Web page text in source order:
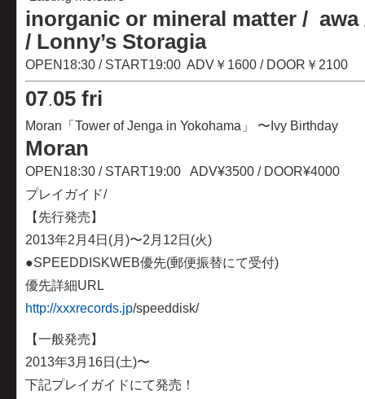
inorganic or mineral matter / awa
/ Lonny’s Storagia
OPEN18:30 / START19:00 ADV￥1600 / DOOR￥2100
07.05 fri
Moran「Tower of Jenga in Yokohama」 〜Ivy Birthday
Moran
OPEN18:30 / START19:00 ADV¥3500 / DOOR¥4000
プレイガイド/
【先行発売】
2013年2月4日(月)〜2月12日(火)
●SPEEDDISKWEB優先(郵便振替にて受付)
優先詳細URL
http://xxxrecords.jp/speeddisk/
【一般発売】
2013年3月16日(土)〜
下記プレイガイドにて発売！